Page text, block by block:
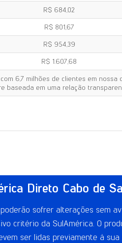
R$ 684,02
R$ 801,67
R$ 954,39
R$ 1.607,68
6,7 milhões de clientes em
baseada em uma relação
Direto Cabo de
sofrer alterações sem
critério da SulAmérica. O
ser lidas previamente à sua